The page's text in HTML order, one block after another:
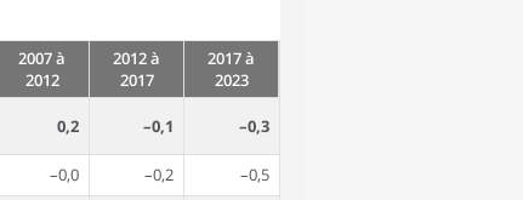
2007 à
2012
2012 à
2017
2017 à
2023
0,2 –0,1 –0,3
–0,0 –0,2
–0,5